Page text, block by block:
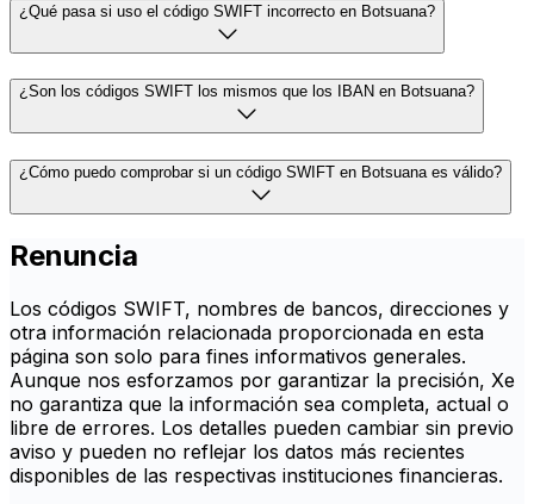
¿Qué pasa si uso el código SWIFT incorrecto en Botsuana?
¿Son los códigos SWIFT los mismos que los IBAN en Botsuana?
¿Cómo puedo comprobar si un código SWIFT en Botsuana es válido?
Renuncia
Los códigos SWIFT, nombres de bancos, direcciones y
otra información relacionada proporcionada en esta
página son solo para fines informativos generales.
Aunque nos esforzamos por garantizar la precisión, Xe
no garantiza que la información sea completa, actual o
libre de errores. Los detalles pueden cambiar sin previo
aviso y pueden no reflejar los datos más recientes
disponibles de las respectivas instituciones financieras.